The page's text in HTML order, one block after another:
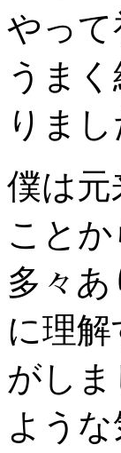
やっ
うま
りまし
僕は
こと
多々
に理
がし
ような